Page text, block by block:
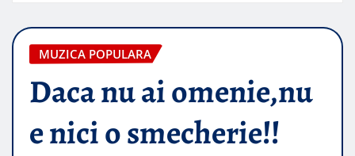
MUZICA POPULARA
Daca nu ai omenie,nu
e nici o smecherie!!